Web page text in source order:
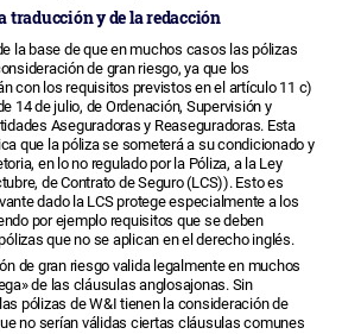
traducción y de la redacción
la base de que en muchos casos las pólizas
de gran riesgo, ya que los
con los requisitos previstos en el artículo 11 c)
14 de julio, de Ordenación, Supervisión y
Aseguradoras y Reaseguradoras. Esta
que la póliza se someterá a su condicionado y
en lo no regulado por la Póliza, a la Ley
de Contrato de Seguro (LCS)). Esto es
dado la LCS protege especialmente a los
por ejemplo requisitos que se deben
que no se aplican en el derecho inglés.
de gran riesgo valida legalmente en muchos
de las cláusulas anglosajonas. Sin
pólizas de W&I tienen la consideración de
no serían válidas ciertas cláusulas comunes